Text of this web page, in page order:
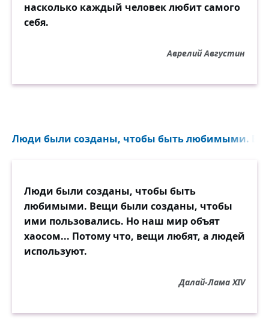
насколько каждый человек любит самого
себя.
Аврелий Августин
Люди были созданы, чтобы быть любимыми.
Люди были созданы, чтобы быть
любимыми. Вещи были созданы, чтобы
ими пользовались. Но наш мир объят
хаосом... Потому что, вещи любят, а людей
используют.
Далай-Лама XIV